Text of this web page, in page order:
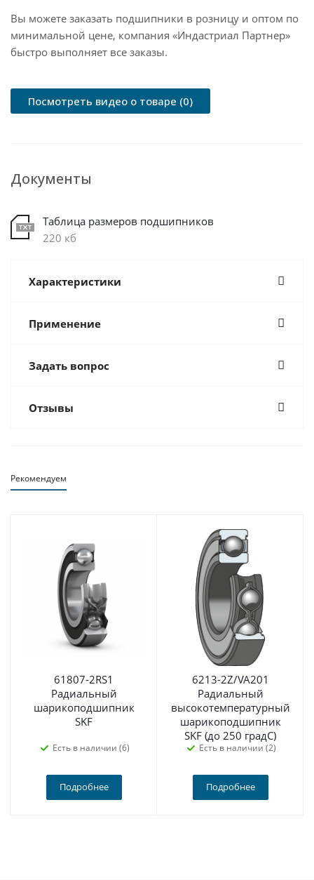
Вы можете заказать подшипники в розницу и оптом по
минимальной цене, компания «Индастриал Партнер»
быстро выполняет все заказы.
Посмотреть видео о товаре (0)
Документы
Таблица размеров подшипников
220 кб
Характеристики
Применение
Задать вопрос
Отзывы
Рекомендуем
61807-2RS1
Радиальный
шарикоподшипник
SKF
Есть в наличии (6)
Подробнее
6213-2Z/VA201
Радиальный
высокотемпературный
шарикоподшипник
SKF (до 250 градС)
Есть в наличии (2)
Подробнее